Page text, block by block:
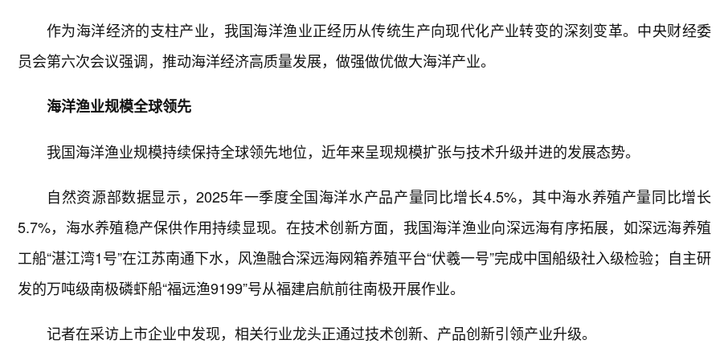
作为海洋经济的支柱产业，我国海洋渔业正经历从传统生产向现代化产业转变的深刻变革。中央财经委
员会第六次会议强调，推动海洋经济高质量发展，做强做优做大海洋产业。
海洋渔业规模全球领先
我国海洋渔业规模持续保持全球领先地位，近年来呈现规模扩张与技术升级并进的发展态势。
自然资源部数据显示，2025年一季度全国海洋水产品产量同比增长4.5%，其中海水养殖产量同比增长
5.7%，海水养殖稳产保供作用持续显现。在技术创新方面，我国海洋渔业向深远海有序拓展，如深远海养殖
工船“湛江湾1号”在江苏南通下水，风渔融合深远海网箱养殖平台“伏羲一号”完成中国船级社入级检验；自主研
发的万吨级南极磷虾船“福远渔9199”号从福建启航前往南极开展作业。
记者在采访上市企业中发现，相关行业龙头正通过技术创新、产品创新引领产业升级。